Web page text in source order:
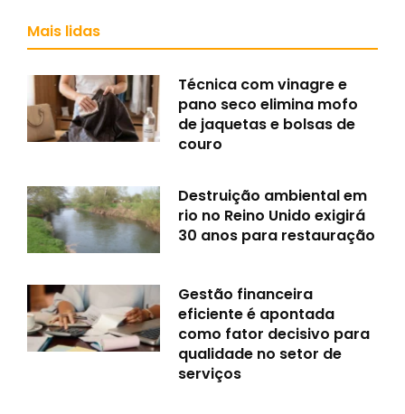
Mais lidas
Técnica com vinagre e
pano seco elimina mofo
de jaquetas e bolsas de
couro
Destruição ambiental em
rio no Reino Unido exigirá
30 anos para restauração
Gestão financeira
eficiente é apontada
como fator decisivo para
qualidade no setor de
serviços